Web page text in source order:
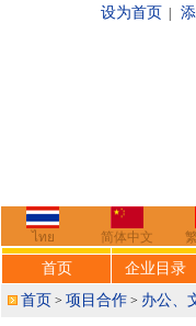
设为首页
ไทย 简体中文
首页 企业目录
首页 > 项目合作 > 办公、